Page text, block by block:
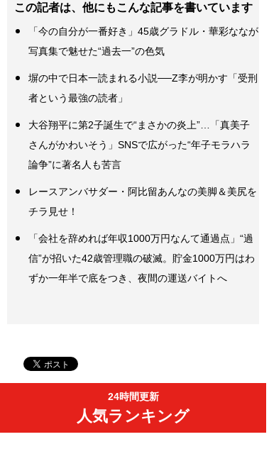
この記者は、他にもこんな記事を書いています
「今の自分が一番好き」45歳グラドル・華彩ななが
写真集で魅せた“過去一”の色気
塀の中で日本一読まれる小説──Z李が明かす「受刑
者という最強の読者」
大谷翔平に第2子誕生で“まさかの炎上”…「真美子
さんがかわいそう」SNSで広がった“年子モラハラ
論争”に著名人も苦言
レースアンバサダー・阿比留あんなの美脚＆美尻を
チラ見せ！
「会社を辞めれば年収1000万円なんて通過点」“過
信”が招いた42歳管理職の破滅。貯金1000万円はわ
ずか一年半で底をつき、夜間の運送バイトへ
24時間更新
人気ランキング